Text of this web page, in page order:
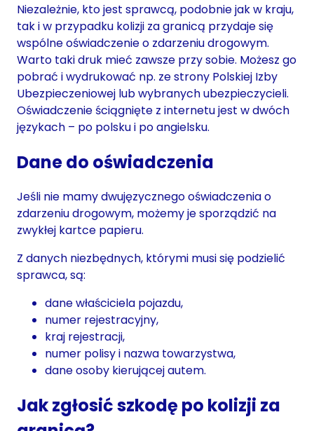
Niezależnie, kto jest sprawcą, podobnie jak w kraju,
tak i w przypadku kolizji za granicą przydaje się
wspólne oświadczenie o zdarzeniu drogowym.
Warto taki druk mieć zawsze przy sobie. Możesz go
pobrać i wydrukować np. ze strony Polskiej Izby
Ubezpieczeniowej lub wybranych ubezpieczycieli.
Oświadczenie ściągnięte z internetu jest w dwóch
językach – po polsku i po angielsku.
Dane do oświadczenia
Jeśli nie mamy dwujęzycznego oświadczenia o
zdarzeniu drogowym, możemy je sporządzić na
zwykłej kartce papieru.
Z danych niezbędnych, którymi musi się podzielić
sprawca, są:
dane właściciela pojazdu,
numer rejestracyjny,
kraj rejestracji,
numer polisy i nazwa towarzystwa,
dane osoby kierującej autem.
Jak zgłosić szkodę po kolizji za